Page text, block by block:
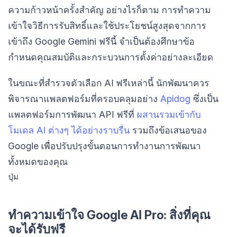
ความก้าวหน้าครั้งสำคัญ อย่างไรก็ตาม การทำความ
เข้าใจวิธีการรับสิทธิ์และใช้ประโยชน์สูงสุดจากการ
เข้าถึง Google Gemini ฟรีนี้ จำเป็นต้องศึกษาข้อ
กำหนดคุณสมบัติและกระบวนการตั้งค่าอย่างละเอียด
ในขณะที่สำรวจตัวเลือก AI ฟรีเหล่านี้ นักพัฒนาควร
พิจารณาแพลตฟอร์มที่ครอบคลุมอย่าง Apidog ซึ่งเป็น
แพลตฟอร์มการพัฒนา API ฟรีที่ ผสานรวมเข้ากับ
โมเดล AI ต่างๆ ได้อย่างราบรื่น รวมถึงข้อเสนอของ
Google เพื่อปรับปรุงขั้นตอนการทำงานการพัฒนา
ทั้งหมดของคุณ
ปุ่ม
ทำความเข้าใจ Google AI Pro: สิ่งที่คุณ
จะได้รับฟรี